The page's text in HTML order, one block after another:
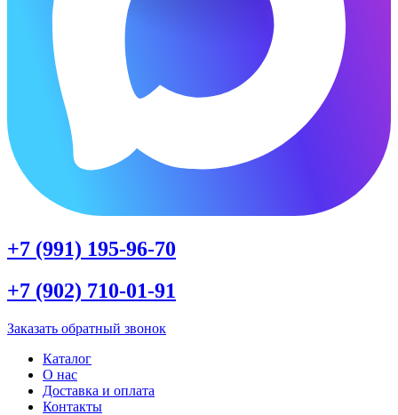
+7 (991) 195-96-70
+7 (902) 710-01-91
Заказать обратный звонок
Каталог
О нас
Доставка и оплата
Контакты